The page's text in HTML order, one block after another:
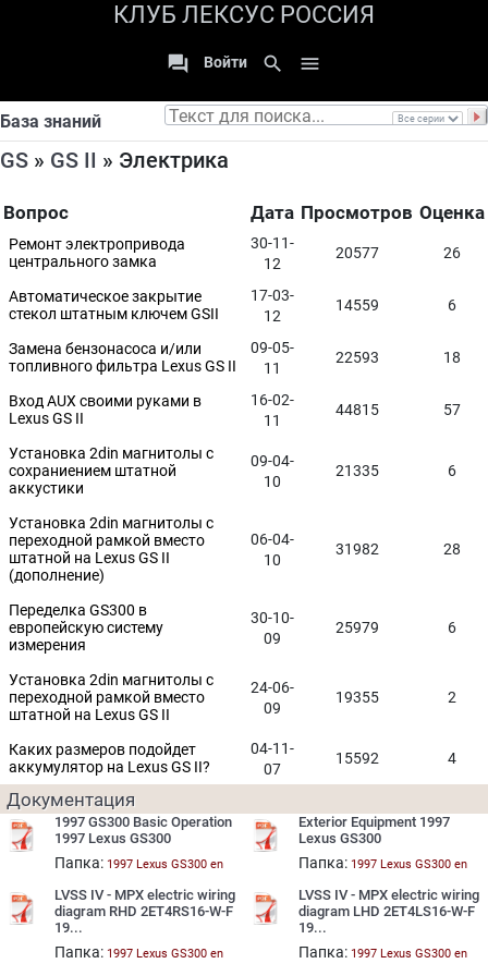
КЛУБ ЛЕКСУС РОССИЯ
 Войти search 
База знаний
GS » GS II » Электрика
Вопрос Дата Просмотров Оценка
Ремонт электропривода
центрального замка
30-11-
12
20577 26
Автоматическое закрытие
стекол штатным ключем GSII
17-03-
12
14559 6
Замена бензонасоса и/или
топливного фильтра Lexus GS II
09-05-
11
22593 18
Вход AUX своими руками в
Lexus GS II
16-02-
11
44815 57
Установка 2din магнитолы с
сохраниением штатной
аккустики
09-04-
10
21335 6
Установка 2din магнитолы с
переходной рамкой вместо
штатной на Lexus GS II
(дополнение)
06-04-
10
31982 28
Переделка GS300 в
европейскую систему
измерения
30-10-
09
25979 6
Установка 2din магнитолы с
переходной рамкой вместо
штатной на Lexus GS II
24-06-
09
19355 2
Каких размеров подойдет
аккумулятор на Lexus GS II?
04-11-
07
15592 4
Документация
1997 GS300 Basic Operation
1997 Lexus GS300
Папка: 1997 Lexus GS300 en
Exterior Equipment 1997
Lexus GS300
Папка: 1997 Lexus GS300 en
LVSS IV - MPX electric wiring
diagram RHD 2ET4RS16-W-F
19...
Папка: 1997 Lexus GS300 en
LVSS IV - MPX electric wiring
diagram LHD 2ET4LS16-W-F
19...
Папка: 1997 Lexus GS300 en